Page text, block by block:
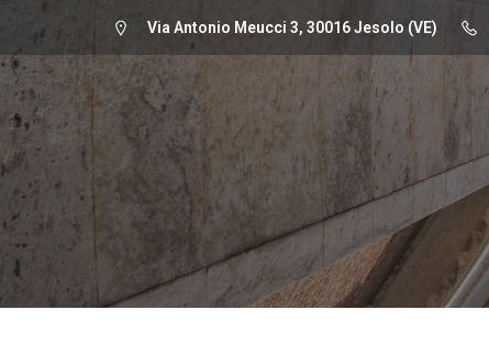
Via Antonio Meucci 3, 30016 Jesolo (VE)